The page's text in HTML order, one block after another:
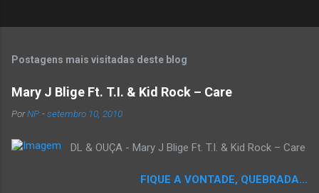
t
u
m
m
Postagens mais visitadas deste blog
Mary J Blige Ft. T.I. & Kid Rock – Care
PorNP -setembro 10, 2010
DL & OUÇA - Mary J Blige Ft. T.I. & Kid Rock – Care
FIQUE A VONTADE, QUEBRADA...